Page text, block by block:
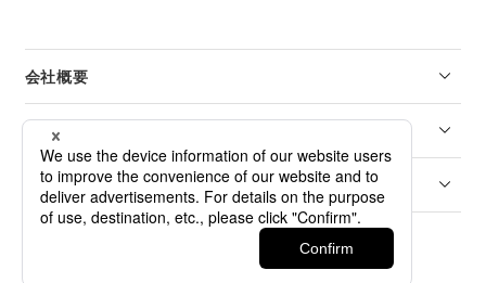
会社概要
リーガル
カスタマーサービス